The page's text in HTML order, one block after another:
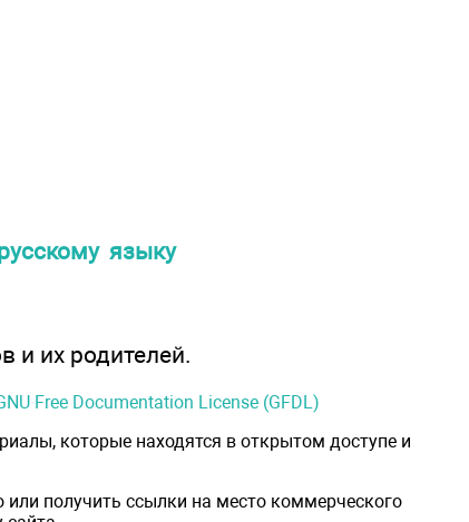
языку
и их родителей.
Free Documentation License (GFDL)
которые находятся в открытом доступе и
получить ссылки на место коммерческого